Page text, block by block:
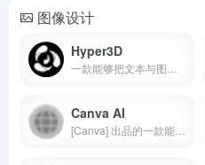
图像设计
Hyper3D
Canva AI